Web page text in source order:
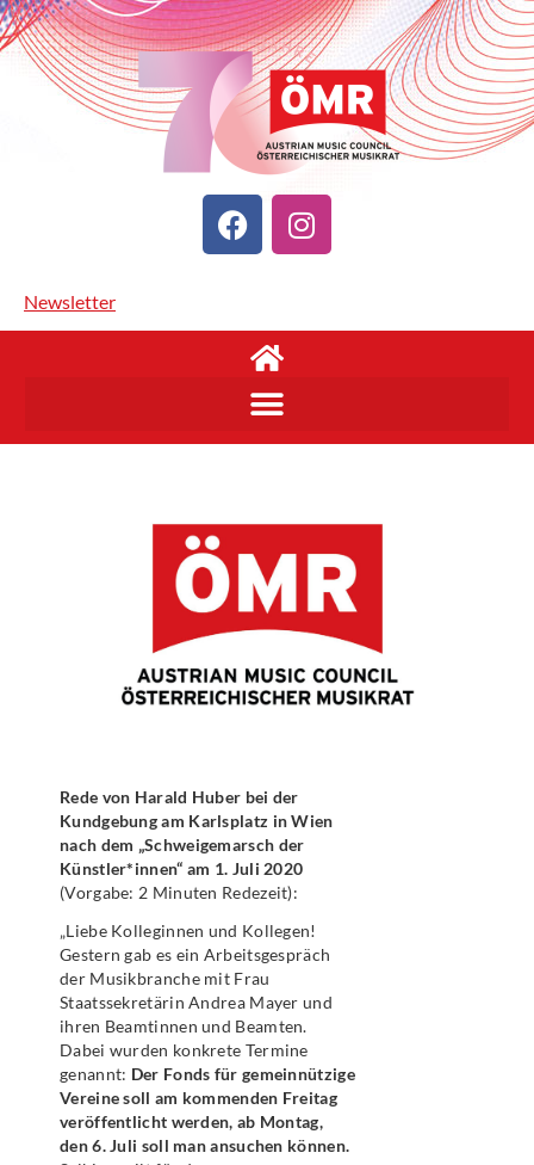
Newsletter
Rede von Harald Huber bei der
Kundgebung am Karlsplatz in Wien
nach dem „Schweigemarsch der
Künstler*innen“ am 1. Juli 2020
(Vorgabe: 2 Minuten Redezeit):
„Liebe Kolleginnen und Kollegen!
Gestern gab es ein Arbeitsgespräch
der Musikbranche mit Frau
Staatssekretärin Andrea Mayer und
ihren Beamtinnen und Beamten.
Dabei wurden konkrete Termine
genannt: Der Fonds für gemeinnützige
Vereine soll am kommenden Freitag
veröffentlicht werden, ab Montag,
den 6. Juli soll man ansuchen können.